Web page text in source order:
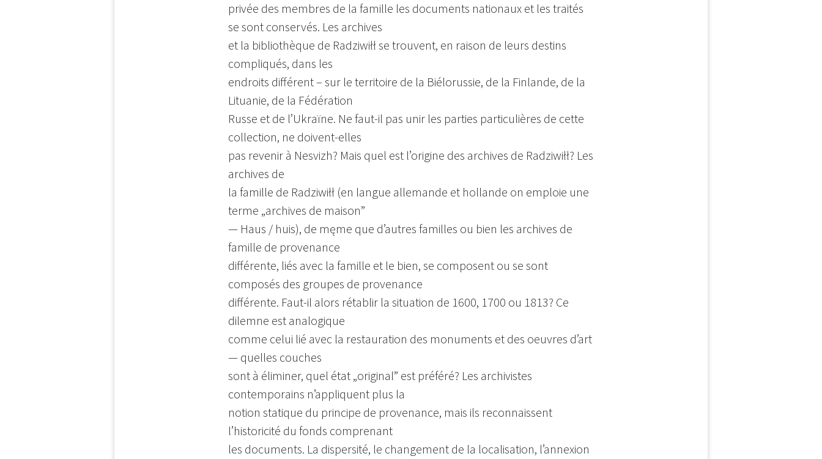
privée des membres de la famille les documents nationaux et les traités
se sont conservés. Les archives
et la bibliothèque de Radziwiłł se trouvent, en raison de leurs destins
compliqués, dans les
endroits différent – sur le territoire de la Biélorussie, de la Finlande, de la
Lituanie, de la Fédération
Russe et de l’Ukraïne. Ne faut-il pas unir les parties particulières de cette
collection, ne doivent-elles
pas revenir à Nesvizh? Mais quel est l’origine des archives de Radziwiłł? Les
archives de
la famille de Radziwiłł (en langue allemande et hollande on emploie une
terme „archives de maison”
— Haus / huis), de męme que d’autres familles ou bien les archives de
famille de provenance
différente, liés avec la famille et le bien, se composent ou se sont
composés des groupes de provenance
différente. Faut-il alors rétablir la situation de 1600, 1700 ou 1813? Ce
dilemne est analogique
comme celui lié avec la restauration des monuments et des oeuvres d’art
— quelles couches
sont à éliminer, quel état „original” est préféré? Les archivistes
contemporains n’appliquent plus la
notion statique du principe de provenance, mais ils reconnaissent
l’historicité du fonds comprenant
les documents. La dispersité, le changement de la localisation, l’annexion